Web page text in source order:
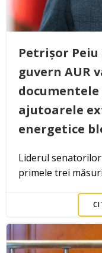
Petrișor Peiu
guvern AUR
ajutoarele
energetice
Liderul senatorilor
primele trei